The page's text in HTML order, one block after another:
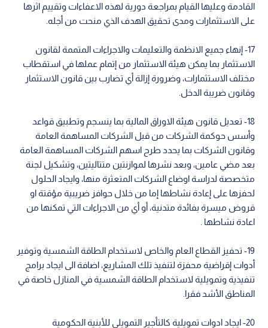
القادمة وعليها القيام بمراجعة دورية لهذه الاعفاءات وتقييم اثرها
على الاستثمارات ومدى تحقيق الهدف الذي منحت من أجله.
17- إنهاء جميع الانظمة والتعليمات والاجراءات المتممة لقانون
الاستثمار بما يمكن هيئة الاستثمار من إتمام عملها في استقطاب
مختلف الاستثمارات، وضرورة إزالة أي تضارب بين قانون الاستثمار
وقانون ضريبة الدخل.
18- تعديل قانون هيئة الاوراق المالية بما ينسجم وتطبيق قواعد
وأسس حوكمة الشركات من قبل الشركات المساهمة العامة
وقانون الشركات بما يحدد طرح اسهم الشركات المساهمة العامة
بعد مضي عامين، وبعد نشرها لموازنتين متتاليتين، وتشكيل لجنة
متخصصة لدراسة اوضاع الشركات المتعثرة منها، وايجاد الحلول
لحفزها على إعادة نشاطها إما من خلال حوافز ضريبية مؤقتة او
قروض ميسرة بفائدة متدنية، أو أي من الاجراءات التي تمكنها من
اعادة نشاطها .
19- تحفيز القطاع العام والخاص لاستخدام الطاقة الشمسية وتوفير
أدوات إقراضية محفزة لتنفيذ تلك المشاريع، اضافة الى ايجاد برامج
تنفيذية وتمويلية لاستخدام الطاقة الشمسية في المنازل خاصة في
المناطق الأشد فقرا.
20- ايجاد ادوات تمويلية كالتأجير التمويلي للأبنية الحكومية